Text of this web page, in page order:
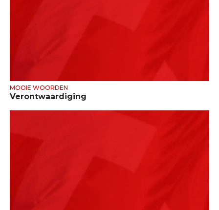
MOOIE WOORDEN
Verontwaardiging